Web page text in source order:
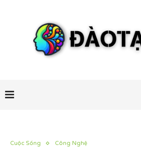
Cuộc Sống Công Nghệ